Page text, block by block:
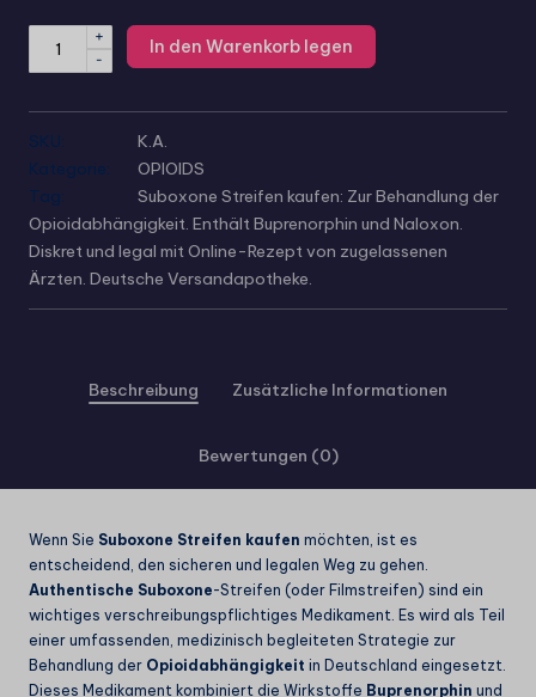
-
+
In den Warenkorb legen
SKU:
K.A.
Kategorie:
OPIOIDS
Tag:
Suboxone Streifen kaufen: Zur Behandlung der
Opioidabhängigkeit. Enthält Buprenorphin und Naloxon.
Diskret und legal mit Online-Rezept von zugelassenen
Ärzten. Deutsche Versandapotheke.
Beschreibung Zusätzliche Informationen
Bewertungen (0)
Wenn Sie Suboxone Streifen kaufen möchten, ist es
entscheidend, den sicheren und legalen Weg zu gehen.
Authentische Suboxone-Streifen (oder Filmstreifen) sind ein
wichtiges verschreibungspflichtiges Medikament. Es wird als Teil
einer umfassenden, medizinisch begleiteten Strategie zur
Behandlung der Opioidabhängigkeit in Deutschland eingesetzt.
Dieses Medikament kombiniert die Wirkstoffe Buprenorphin und